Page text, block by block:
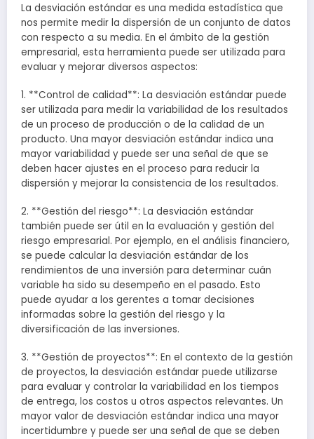
La desviación estándar es una medida estadística que
nos permite medir la dispersión de un conjunto de datos
con respecto a su media. En el ámbito de la gestión
empresarial, esta herramienta puede ser utilizada para
evaluar y mejorar diversos aspectos:
1. **Control de calidad**: La desviación estándar puede
ser utilizada para medir la variabilidad de los resultados
de un proceso de producción o de la calidad de un
producto. Una mayor desviación estándar indica una
mayor variabilidad y puede ser una señal de que se
deben hacer ajustes en el proceso para reducir la
dispersión y mejorar la consistencia de los resultados.
2. **Gestión del riesgo**: La desviación estándar
también puede ser útil en la evaluación y gestión del
riesgo empresarial. Por ejemplo, en el análisis financiero,
se puede calcular la desviación estándar de los
rendimientos de una inversión para determinar cuán
variable ha sido su desempeño en el pasado. Esto
puede ayudar a los gerentes a tomar decisiones
informadas sobre la gestión del riesgo y la
diversificación de las inversiones.
3. **Gestión de proyectos**: En el contexto de la gestión
de proyectos, la desviación estándar puede utilizarse
para evaluar y controlar la variabilidad en los tiempos
de entrega, los costos u otros aspectos relevantes. Un
mayor valor de desviación estándar indica una mayor
incertidumbre y puede ser una señal de que se deben